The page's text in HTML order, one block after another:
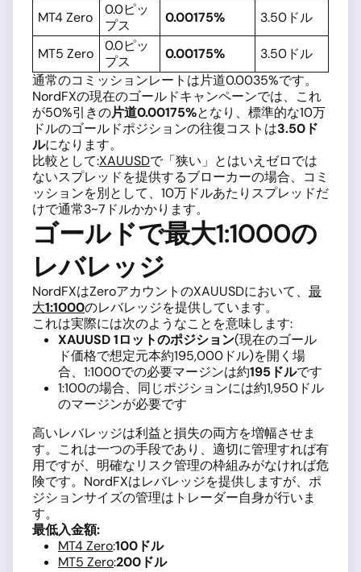
MT4 Zero
0.0ピッ
プス
0.00175% 3.50ドル
MT5 Zero
0.0ピッ
プス
0.00175%
3.50ドル
通常のコミッションレートは片道0.0035%です。
NordFXの現在のゴールドキャンペーンでは、これ
が50%引きの片道0.00175%となり、標準的な10万
ドルのゴールドポジションの往復コストは3.50ド
ルになります。
比較として:XAUUSDで「狭い」とはいえゼロでは
ないスプレッドを提供するブローカーの場合、コミ
ッションを別として、10万ドルあたりスプレッドだ
けで通常3~7ドルかかります。
ゴールドで最大1:1000の
レバレッジ
NordFXはZeroアカウントのXAUUSDにおいて、 最
大1:1000のレバレッジを提供しています。
これは実際には次のようなことを意味します:
XAUUSD 1ロットのポジション(現在のゴール
ド価格で想定元本約195,000ドル)を開く場
合、1:1000での必要マージンは約195ドルです
1:100の場合、同じポジションには約1,950ドル
のマージンが必要です
高いレバレッジは利益と損失の両方を増幅させま
す。これは一つの手段であり、適切に管理すれば有
用ですが、明確なリスク管理の枠組みがなければ危
険です。NordFXはレバレッジを提供しますが、ポ
ジションサイズの管理はトレーダー自身が行いま
す。
最低入金額:
MT4 Zero:100ドル
MT5 Zero:200ドル